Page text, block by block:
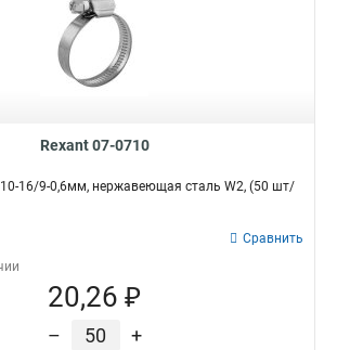
Rexant 07-0710
16/9-0,6мм, нержавеющая сталь W2, (50 шт/
Сравнить
20,26 ₽
– +